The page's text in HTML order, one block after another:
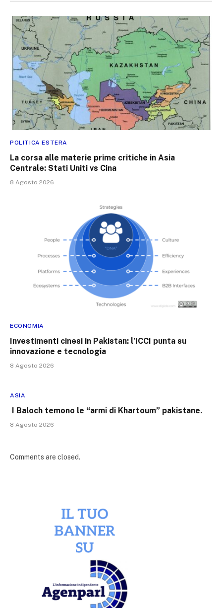
POLITICA ESTERA
La corsa alle materie prime critiche in Asia
Centrale: Stati Uniti vs Cina
8 Agosto 2026
ECONOMIA
Investimenti cinesi in Pakistan: l’ICCI punta su
innovazione e tecnologia
8 Agosto 2026
ASIA
I Baloch temono le “armi di Khartoum” pakistane.
8 Agosto 2026
Comments are closed.